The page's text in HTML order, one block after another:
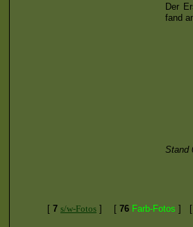
Der
fand
Stand
[ 7 s/w-Fotos ] [ 76 Farb-Fotos ]